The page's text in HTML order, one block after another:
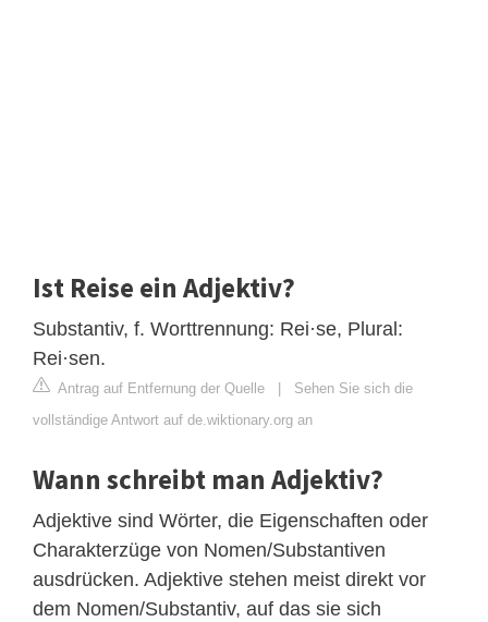
Ist Reise ein Adjektiv?
Substantiv, f. Worttrennung: Rei·se, Plural:
Rei·sen.
Antrag auf Entfernung der Quelle
Sehen Sie sich die
vollständige Antwort auf de.wiktionary.org an
Wann schreibt man Adjektiv?
Adjektive sind Wörter, die Eigenschaften oder
Charakterzüge von Nomen/Substantiven
ausdrücken. Adjektive stehen meist direkt vor
dem Nomen/Substantiv, auf das sie sich